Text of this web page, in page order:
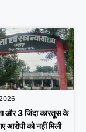
और 3 जिंदा कारतूस के
आरोपी को नहीं मिली